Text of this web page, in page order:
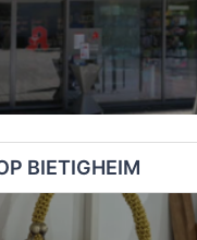
BIETIGHEIM